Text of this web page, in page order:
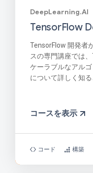
DeepLearning.AI
TensorFlow
TensorFlow 開発者
スの専門講座では
ケーラブルなアル
について詳しく知る
コースを表示
コード 構築